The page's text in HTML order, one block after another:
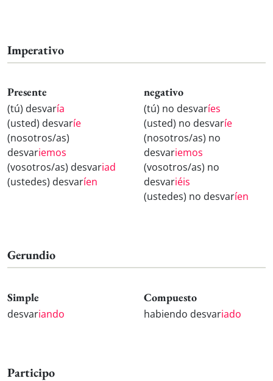
Imperativo
Presente
(tú) desvaría
(usted) desvaríe
(nosotros/as)
desvariemos
(vosotros/as) desvariad
(ustedes) desvaríen
negativo
(tú) no desvaríes
(usted) no desvaríe
(nosotros/as) no
desvariemos
(vosotros/as) no
desvariéis
(ustedes) no desvaríen
Gerundio
Simple
desvariando
Compuesto
habiendo desvariado
Participo